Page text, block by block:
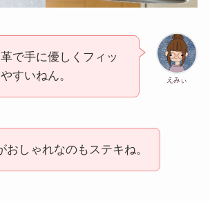
えみぃ
で手に優しくフィッ
すいねん。
おしゃれなのもステキね。